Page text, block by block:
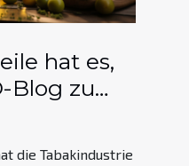
hat es,
Blog zu
?
die Tabakindustrie